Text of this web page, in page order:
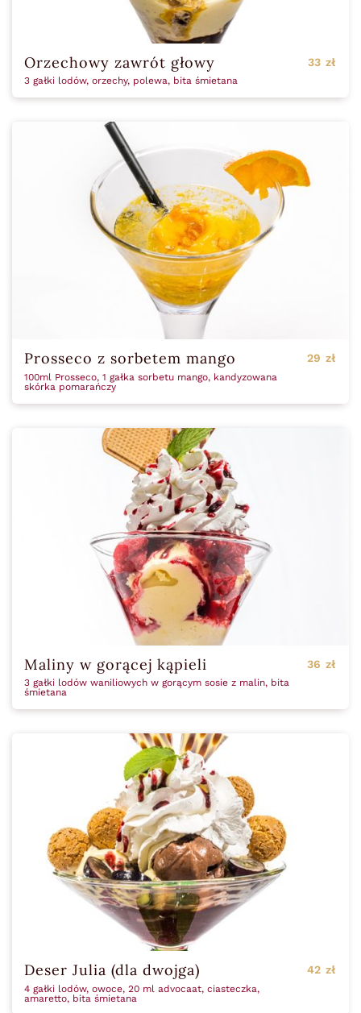
Orzechowy zawrót głowy
3 gałki lodów, orzechy, polewa, bita śmietana
33 zł
Prosseco z sorbetem mango
100ml Prosseco, 1 gałka sorbetu mango, kandyzowana
skórka pomarańczy
29 zł
Maliny w gorącej kąpieli
3 gałki lodów waniliowych w gorącym sosie z malin, bita
śmietana
36 zł
Deser Julia (dla dwojga)
4 gałki lodów, owoce, 20 ml advocaat, ciasteczka,
amaretto, bita śmietana
42 zł